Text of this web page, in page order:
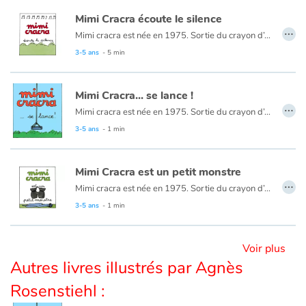
Blog
Actualités
Par thématique
Rencontres et témoignages
Contes d'ici et d'ailleurs
Autour de la lecture
Livre audio
Mimi Cracra écoute le silence
Mimi cracra est née en 1975. Sortie du crayon d’Agnès Rosenstiehl pour le magazine “Pomme d’api”, cette petite fille aux joues roses et cheveux bruns à laquelle il est facile de s’identifier nous entraîne avec humour dans ses aventures quotidiennes.
3-5 ans - 5 min
…
Mimi Cracra... se lance !
Mimi cracra est née en 1975. Sortie du crayon d’Agnès Rosenstiehl pour le magazine “Pomme d’api”, cette petite fille aux joues roses et cheveux bruns à laquelle il est facile de s’identifier nous entraîne avec humour dans ses aventures quotidiennes.
3-5 ans - 1 min
…
Mimi Cracra est un petit monstre
Mimi cracra est née en 1975. Sortie du crayon d’Agnès Rosenstiehl pour le magazine “Pomme d’api”, cette petite fille aux joues roses et cheveux bruns à laquelle il est facile de s’identifier nous entraîne avec humour dans ses aventures quotidiennes.
3-5 ans - 1 min
…
Voir plus
Autres livres illustrés par Agnès
Rosenstiehl :